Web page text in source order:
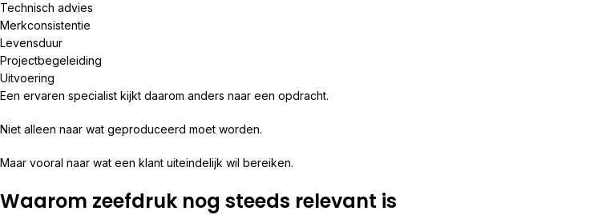
Technisch advies
Merkconsistentie
Levensduur
Projectbegeleiding
Uitvoering
Een ervaren specialist kijkt daarom anders naar een opdracht.
Niet alleen naar wat geproduceerd moet worden.
Maar vooral naar wat een klant uiteindelijk wil bereiken.
Waarom zeefdruk nog steeds relevant is